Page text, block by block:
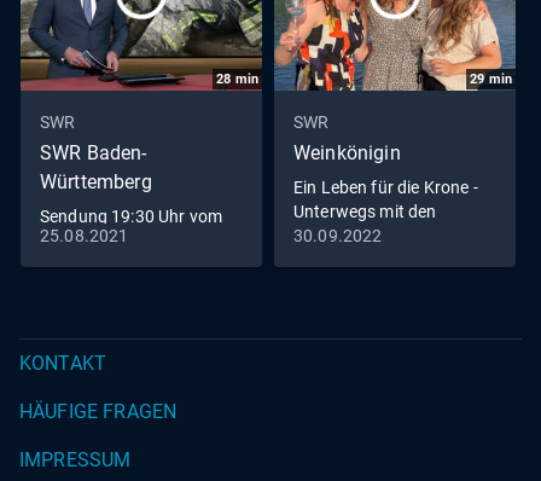
28min
SWR
SWR Baden-
Württemberg
Sendung 19:30 Uhr vom
25.8.2021
25.08.2021
29min
SWR
Weinkönigin
Ein Leben für die Krone -
Unterwegs mit den
Weinköniginnen
30.09.2022
KONTAKT
HÄUFIGE FRAGEN
IMPRESSUM